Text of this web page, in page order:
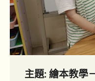
主題: 繪本教學